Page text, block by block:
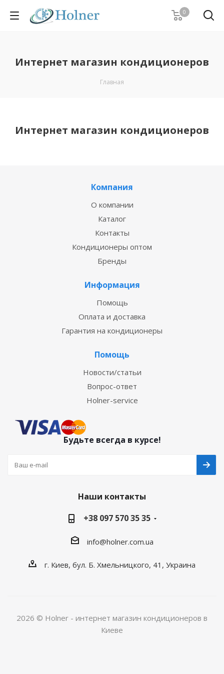
0
Интернет магазин кондиционеров
Главная
Интернет магазин кондиционеров
Компания
О компании
Каталог
Контакты
Кондиционеры оптом
Бренды
Информация
Помощь
Оплата и доставка
Гарантия на кондиционеры
Помощь
Новости/статьи
Вопрос-ответ
Holner-service
Будьте всегда в курсе!
Наши контакты
+38 097 570 35 35
info@holner.com.ua
г. Киев, бул. Б. Хмельницкого, 41, Украина
2026 © Holner - интернет магазин кондиционеров в
Киеве